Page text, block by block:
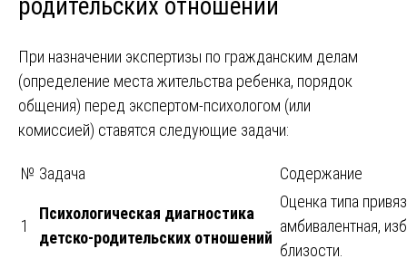
родительских отношений
При назначении экспертизы по гражданским делам
(определение места жительства ребенка, порядок
общения) перед экспертом-психологом (или
комиссией) ставятся следующие задачи:
№ Задача Содержание
1
Психологическая диагностика
детско-родительских отношений
Оценка типа
амбивалентная,
близости.